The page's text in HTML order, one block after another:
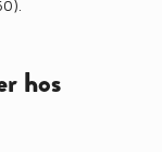
hos